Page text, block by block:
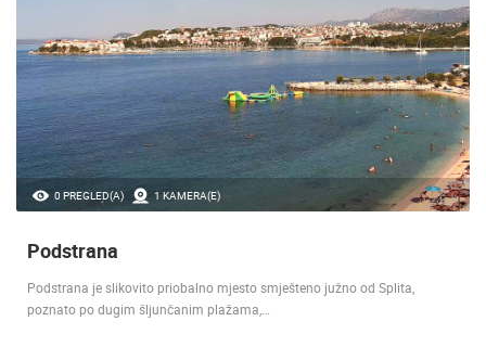
0 PREGLED(A) 1 KAMERA(E)
Podstrana
Podstrana je slikovito priobalno mjesto smješteno južno od Splita,
poznato po dugim šljunčanim plažama,…